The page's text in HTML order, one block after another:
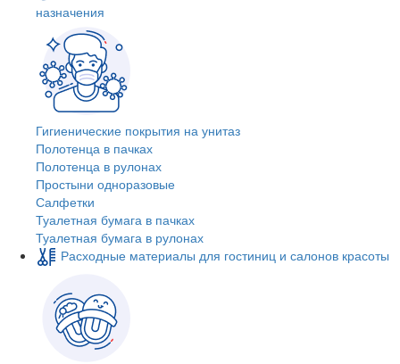
назначения
Гигиенические покрытия на унитаз
Полотенца в пачках
Полотенца в рулонах
Простыни одноразовые
Салфетки
Туалетная бумага в пачках
Туалетная бумага в рулонах
Расходные материалы для гостиниц и салонов красоты